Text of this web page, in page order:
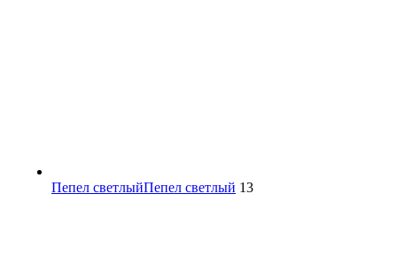
Пепел светлыйПепел светлый 13